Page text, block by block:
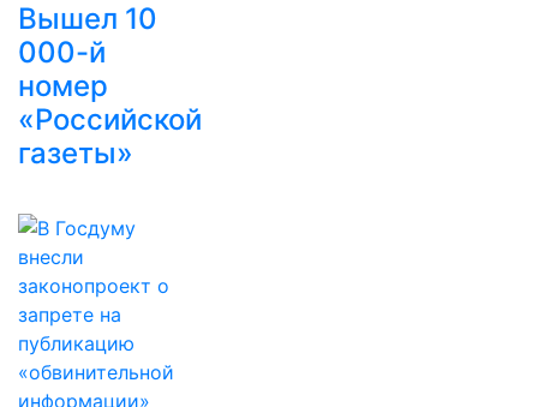
Вышел 10
000-й
номер
«Российской
газеты»